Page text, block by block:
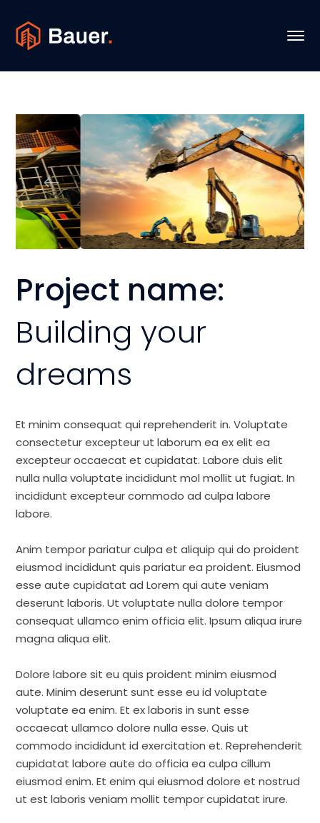
Project name:
Building your
dreams
Et minim consequat qui reprehenderit in. Voluptate
consectetur excepteur ut laborum ea ex elit ea
excepteur occaecat et cupidatat. Labore duis elit
nulla nulla voluptate incididunt mol mollit ut fugiat. In
incididunt excepteur commodo ad culpa labore
labore.
Anim tempor pariatur culpa et aliquip qui do proident
eiusmod incididunt quis pariatur ea proident. Eiusmod
esse aute cupidatat ad Lorem qui aute veniam
deserunt laboris. Ut voluptate nulla dolore tempor
consequat ullamco enim officia elit. Ipsum aliqua irure
magna aliqua elit.
Dolore labore sit eu quis proident minim eiusmod
aute. Minim deserunt sunt esse eu id voluptate
voluptate ea enim. Et ex laboris in sunt esse
occaecat ullamco dolore nulla esse. Quis ut
commodo incididunt id exercitation et. Reprehenderit
cupidatat labore aute do officia ea culpa cillum
eiusmod enim. Et enim qui eiusmod dolore et nostrud
ut est laboris veniam mollit tempor cupidatat irure.